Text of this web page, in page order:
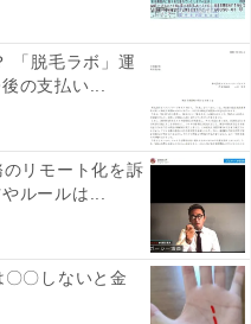
理由
「脱毛ラボ」運
の支払い...
リモート化を訴
ルールは...
〇〇しないと金